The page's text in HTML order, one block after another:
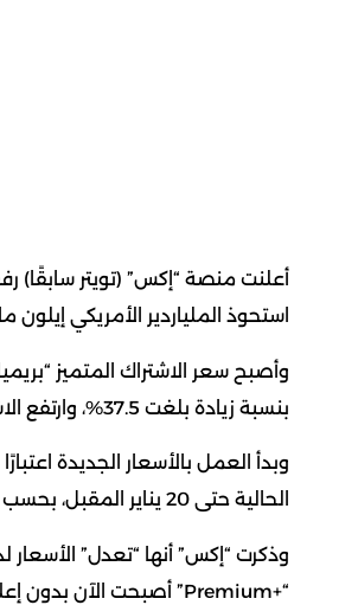
استحوذ الملياردير الأمريكي إيلون
بنسبة زيادة بلغت 37.5%، وارتفع الاشتراك السنوي إلى 229 دولارًا من 168 دولارًا سابقًا.
الحالية حتى 20 يناير المقبل، بحسب بيان لـ”إكس”.
وذكرت “إكس” أنها “تعدل” الأسعار
“Premium+‎” أصبحت الآن بدون إعلانات كليًا.